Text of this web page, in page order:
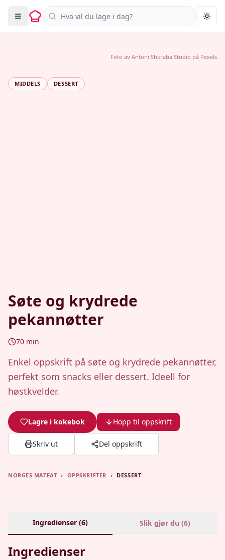
Søk i oppskrifter
MIDDELS DESSERT
Søte og krydrede
pekannøtter
70 min
Enkel oppskrift på søte og krydrede pekannøtter,
perfekt som snacks eller dessert. Ideell for
høstkvelder.
Lagre i kokebok Hopp til oppskrift
Skriv ut Del oppskrift
Foto av Antoni Shkraba Studio på Pexels
NORGES MATFAT › OPPSKRIFTER › DESSERT
Ingredienser (6) Slik gjør du (6)
Ingredienser